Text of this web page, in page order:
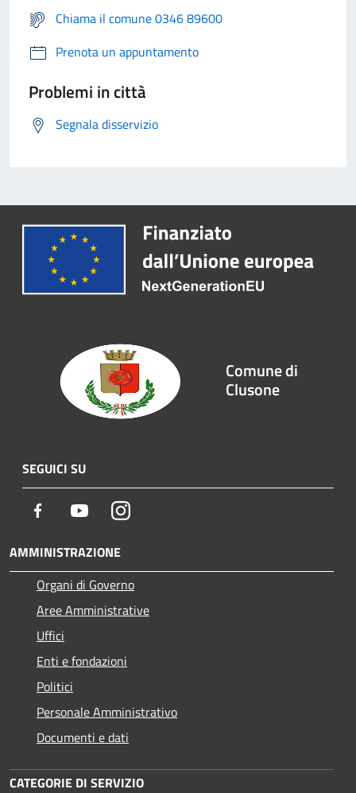
Chiama il comune 0346 89600
Prenota un appuntamento
Problemi in città
Segnala disservizio
Comune di
Clusone
SEGUICI SU
Facebook YoutubeInstagram
AMMINISTRAZIONE
Organi di Governo
Aree Amministrative
Uffici
Enti e fondazioni
Politici
Personale Amministrativo
Documenti e dati
CATEGORIE DI SERVIZIO